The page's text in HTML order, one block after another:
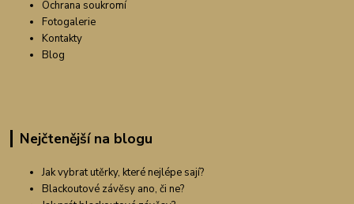
Ochrana soukromí
Fotogalerie
Kontakty
Blog
Nejčtenější na blogu
Jak vybrat utěrky, které nejlépe sají?
Blackoutové závěsy ano, či ne?